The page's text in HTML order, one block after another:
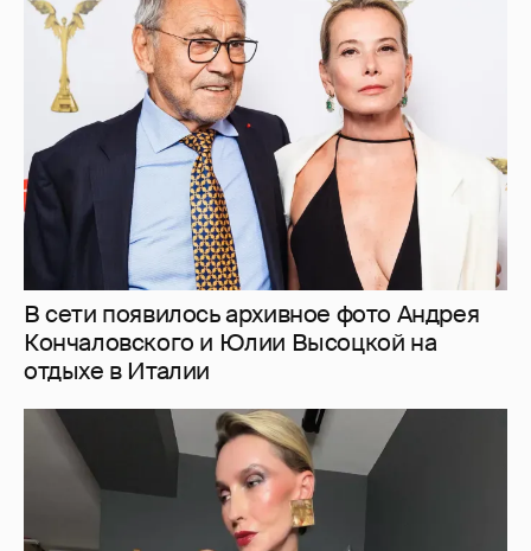
В сети появилось архивное фото Андрея
Кончаловского и Юлии Высоцкой на
отдыхе в Италии
"Люблю своё тело". 52-летняя Наталья
Максимова показала фигуру в "голых"